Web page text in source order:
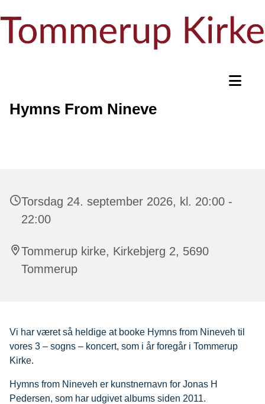
Hymns From Nineve
Torsdag 24. september 2026, kl. 20:00 -
22:00
Tommerup kirke, Kirkebjerg 2, 5690
Tommerup
Vi har været så heldige at booke Hymns from Nineveh til
vores 3 – sogns – koncert, som i år foregår i Tommerup
Kirke.
Hymns from Nineveh er kunstnernavn for Jonas H
Pedersen, som har udgivet albums siden 2011.